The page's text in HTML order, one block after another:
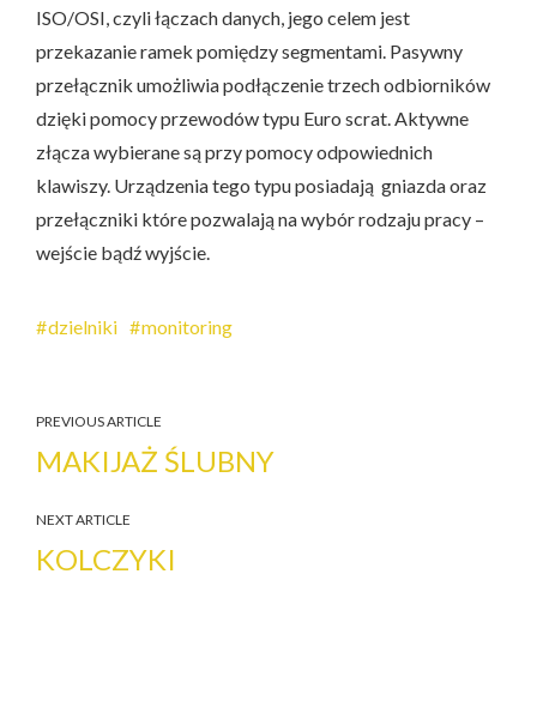
ISO/OSI, czyli łączach danych, jego celem jest
przekazanie ramek pomiędzy segmentami. Pasywny
przełącznik umożliwia podłączenie trzech odbiorników
dzięki pomocy przewodów typu Euro scrat. Aktywne
złącza wybierane są przy pomocy odpowiednich
klawiszy. Urządzenia tego typu posiadają gniazda oraz
przełączniki które pozwalają na wybór rodzaju pracy –
wejście bądź wyjście.
dzielniki monitoring
PREVIOUS ARTICLE
MAKIJAŻ ŚLUBNY
NEXT ARTICLE
KOLCZYKI